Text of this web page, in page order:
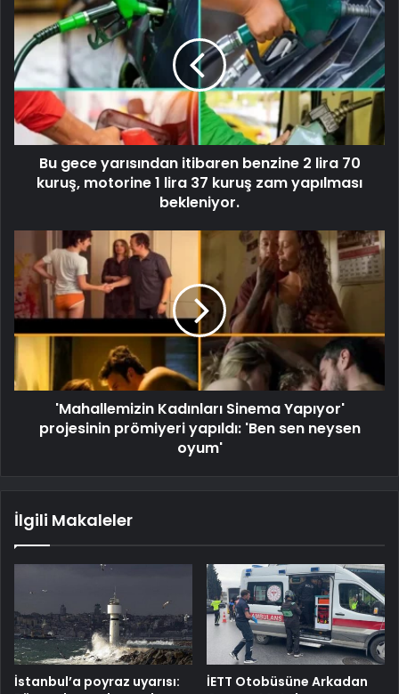
Bu gece yarısından itibaren benzine 2 lira 70
kuruş, motorine 1 lira 37 kuruş zam yapılması
bekleniyor.
'Mahallemizin Kadınları Sinema Yapıyor'
projesinin prömiyeri yapıldı: 'Ben sen neysen
oyum'
İlgili Makaleler
İstanbul’a poyraz uyarısı:
İETT Otobüsüne Arkadan